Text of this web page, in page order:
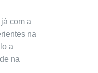
com a
na
a
na